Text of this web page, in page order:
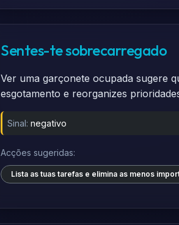
Sentes-te sobrecarregado
Ver uma garçonete ocupada sugere
esgotamento e reorganizes
Sinal: negativo
Acções sugeridas:
Lista as tuas tarefas e elimina as menos